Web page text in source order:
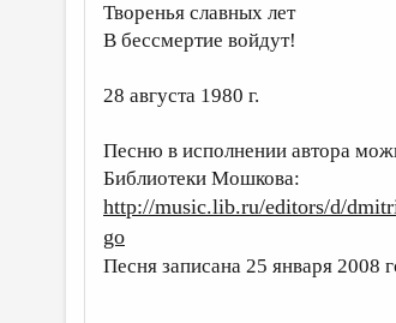
Творенья славных лет
В бессмертие войдут!
28 августа 1980 г.
Песню в исполнении автора
Библиотеки Мошкова:
http://music.lib.ru/editors/d/
go
Песня записана 25 января 2008